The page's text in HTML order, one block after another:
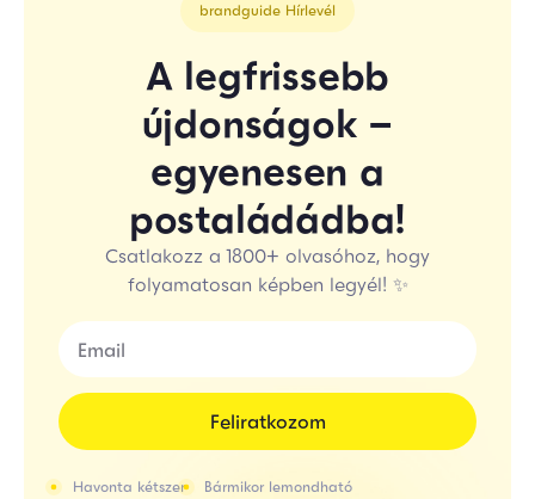
brandguide Hírlevél
A legfrissebb
újdonságok –
egyenesen a
postaládádba!
Csatlakozz a 1800+ olvasóhoz, hogy
folyamatosan képben legyél! ✨
Feliratkozom
Havonta kétszer Bármikor lemondható